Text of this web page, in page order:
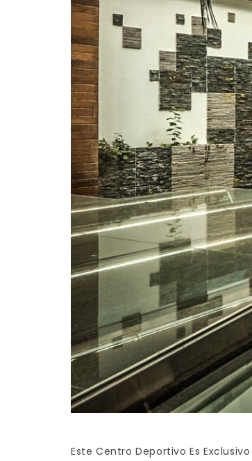
Este Centro Deportivo Es